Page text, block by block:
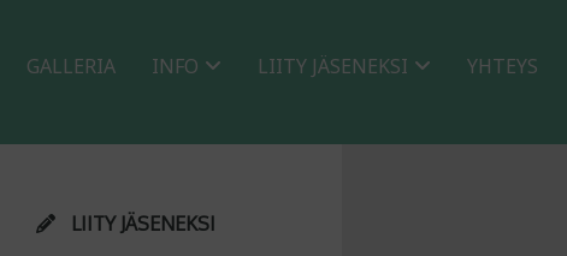
GALLERIA INFO LIITY JÄSENEKSI YHTEYS
LIITY JÄSENEKSI